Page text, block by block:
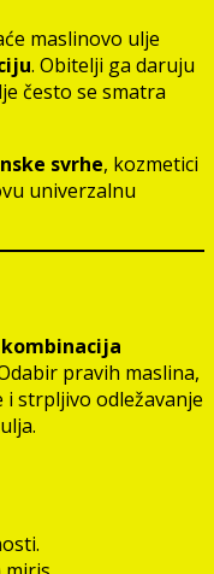
maslinovo ulje
. Obitelji ga daruju
često se smatra
svrhe, kozmetici
univerzalnu
kombinacija
pravih maslina,
strpljivo odležavanje